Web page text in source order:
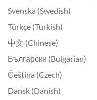
Svenska (Swedish)
Türkçe (Turkish)
中文 (Chinese)
Български (Bulgarian)
Čeština (Czech)
Dansk (Danish)